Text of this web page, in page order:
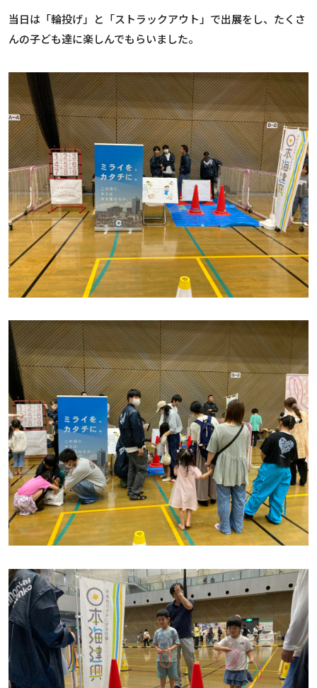
当日は「輪投げ」と「ストラックアウト」で出展をし、たくさ
んの子ども達に楽しんでもらいました。